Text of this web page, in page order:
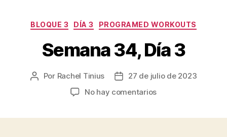
Categorías
BLOQUE 3 DÍA 3 PROGRAMED WORKOUTS
Semana 34, Día 3
Autor
Por Rachel Tinius
Fecha27 de julio de 2023
No hay comentariosen